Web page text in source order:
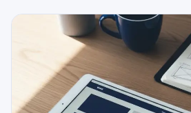
Réparation téléphone
Tarifs